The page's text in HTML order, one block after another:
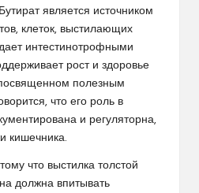
является источником
клеток, выстилающих
интестинотрофными
рост и здоровье
полезным
что его роль в
и регуляторна,
кишечника.
что выстилка толстой
должна впитывать